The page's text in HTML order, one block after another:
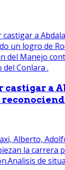
castigar a